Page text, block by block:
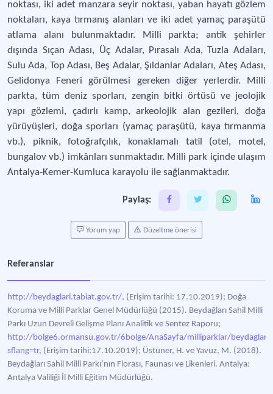
noktası, iki adet manzara seyir noktası, yaban hayatı gözlem
noktaları, kaya tırmanış alanları ve iki adet yamaç paraşütü
atlama alanı bulunmaktadır. Milli parkta; antik şehirler
dışında Sıçan Adası, Üç Adalar, Pırasalı Ada, Tuzla Adaları,
Sulu Ada, Top Adası, Beş Adalar, Şıldanlar Adaları, Ateş Adası,
Gelidonya Feneri görülmesi gereken diğer yerlerdir. Milli
parkta, tüm deniz sporları, zengin bitki örtüsü ve jeolojik
yapı gözlemi, çadırlı kamp, arkeolojik alan gezileri, doğa
yürüyüşleri, doğa sporları (yamaç paraşütü, kaya tırmanma
vb.), piknik, fotoğrafçılık, konaklamalı tatil (otel, motel,
bungalov vb.) imkânları sunmaktadır. Milli park içinde ulaşım
Antalya-Kemer-Kumluca karayolu ile sağlanmaktadır.
Paylaş:
Yorum yap Düzeltme önerisi
Referanslar
http://beydaglari.tabiat.gov.tr/, (Erişim tarihi: 17.10.2019); Doğa
Koruma ve Milli Parklar Genel Müdürlüğü (2015). Beydağları Sahil Milli
Parkı Uzun Devreli Gelişme Planı Analitik ve Sentez Raporu;
http://bolge6.ormansu.gov.tr/6bolge/AnaSayfa/milliparklar/
sflang=tr, (Erişim tarihi:17.10.2019); Üstüner, H. ve Yavuz, M. (2018).
Beydağları Sahil Milli Parkı’nın Florası, Faunası ve Likenleri. Antalya:
Antalya Valiliği İl Milli Eğitim Müdürlüğü.